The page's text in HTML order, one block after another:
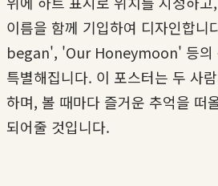
이름을 함께 기입하여 디자인합
began', 'Our Honeymoon' 등의
특별해집니다. 이 포스터는 두 사
하며, 볼 때마다 즐거운 추억을 떠
되어줄 것입니다.